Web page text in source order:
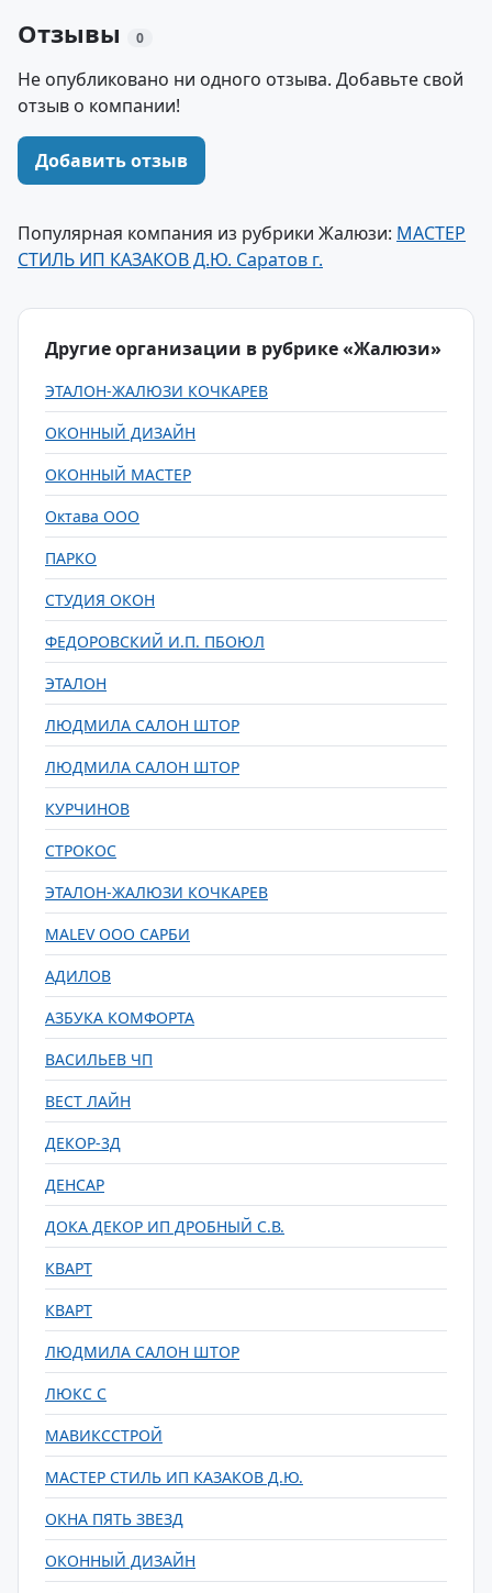
Отзывы 0
Не опубликовано ни одного отзыва. Добавьте свой
отзыв о компании!
Добавить отзыв
Популярная компания из рубрики Жалюзи: МАСТЕР
СТИЛЬ ИП КАЗАКОВ Д.Ю. Саратов г.
Другие организации в рубрике «Жалюзи»
ЭТАЛОН-ЖАЛЮЗИ КОЧКАРЕВ
ОКОННЫЙ ДИЗАЙН
ОКОННЫЙ МАСТЕР
Октава ООО
ПАРКО
СТУДИЯ ОКОН
ФЕДОРОВСКИЙ И.П. ПБОЮЛ
ЭТАЛОН
ЛЮДМИЛА САЛОН ШТОР
ЛЮДМИЛА САЛОН ШТОР
КУРЧИНОВ
СТРОКОС
ЭТАЛОН-ЖАЛЮЗИ КОЧКАРЕВ
MALEV ООО САРБИ
АДИЛОВ
АЗБУКА КОМФОРТА
ВАСИЛЬЕВ ЧП
ВЕСТ ЛАЙН
ДЕКОР-3Д
ДЕНСАР
ДОКА ДЕКОР ИП ДРОБНЫЙ С.В.
КВАРТ
КВАРТ
ЛЮДМИЛА САЛОН ШТОР
ЛЮКС С
МАВИКССТРОЙ
МАСТЕР СТИЛЬ ИП КАЗАКОВ Д.Ю.
ОКНА ПЯТЬ ЗВЕЗД
ОКОННЫЙ ДИЗАЙН